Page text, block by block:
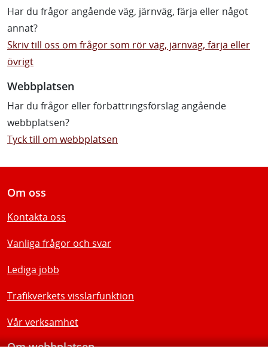
Har du frågor angående väg, järnväg, färja eller något
annat?
Skriv till oss om frågor som rör väg, järnväg, färja eller
övrigt
Webbplatsen
Har du frågor eller förbättringsförslag angående
webbplatsen?
Tyck till om webbplatsen
Om oss
Kontakta oss
Vanliga frågor och svar
Lediga jobb
Trafikverkets visslarfunktion
Vår verksamhet
Om webbplatsen